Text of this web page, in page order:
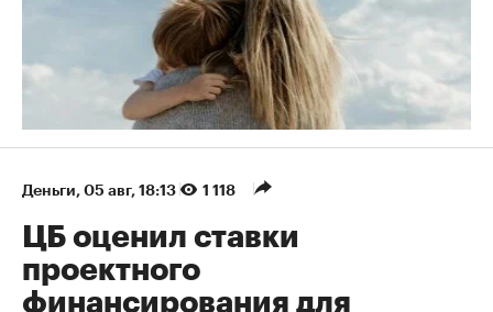
Деньги⁠, 05 авг, 18:13 1 118
ЦБ оценил ставки
проектного
финансирования для